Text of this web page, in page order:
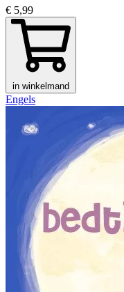
€ 5,99
in winkelmand
Engels